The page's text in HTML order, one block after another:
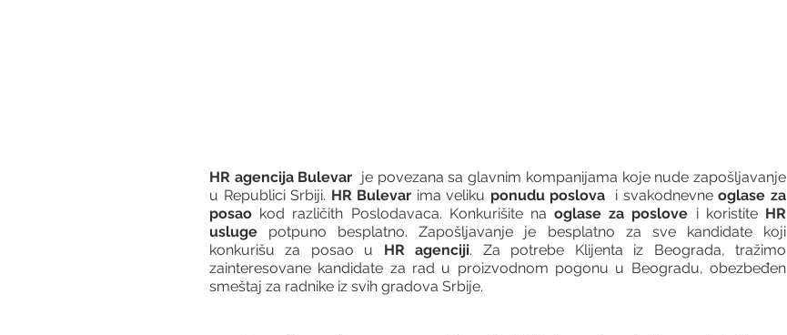
HR agencija Bulevar
  je povezana sa glavnim kompanijama koje nude zapošljavanje
u Republici Srbiji. HR Bulevar ima veliku ponudu poslova
  i svakodnevne
oglase za
posao kod različith Poslodavaca. Konkurišite na oglase za poslove i koristite HR
usluge potpuno besplatno. Zapošljavanje je besplatno za sve kandidate koji
konkurišu za posao u HR agenciji. Za potrebe Klijenta iz Beograda, tražimo
zainteresovane kandidate za rad u proizvodnom pogonu u Beogradu, obezbeđen
smeštaj za radnike iz svih gradova Srbije.